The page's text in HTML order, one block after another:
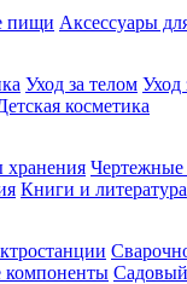
пищи Аксессуары
Уход за телом Уход
косметика
хранения
Книги и литература